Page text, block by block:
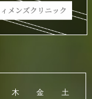
木 金 土